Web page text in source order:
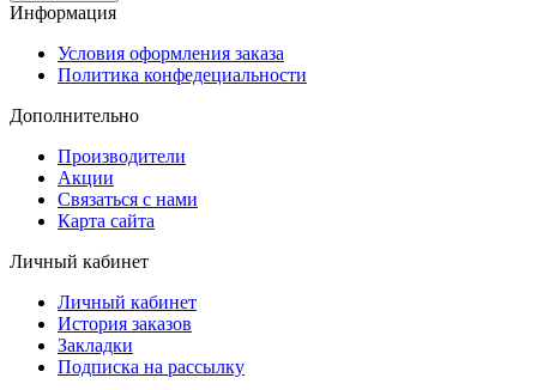
Информация
Условия оформления заказа
Политика конфедециальности
Дополнительно
Производители
Акции
Связаться с нами
Карта сайта
Личный кабинет
Личный кабинет
История заказов
Закладки
Подписка на рассылку